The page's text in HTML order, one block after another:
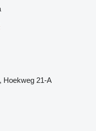
Hoekweg 21-A